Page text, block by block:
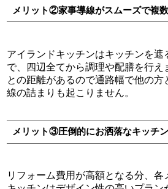
メリット②家事導線がスムーズで複
アイランドキッチンはキッチンを遮
で、四辺全てから調理や配膳を行え
との距離があるので通路幅で他の
線の詰まりも起こりません。
メリット③圧倒的にお洒落なキッチン
リフォーム費用が高額となる分、各